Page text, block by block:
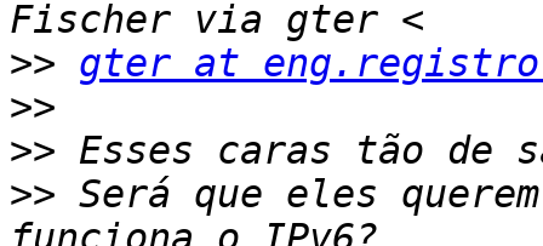
>> gter at
>>
>>
>> Será que eles